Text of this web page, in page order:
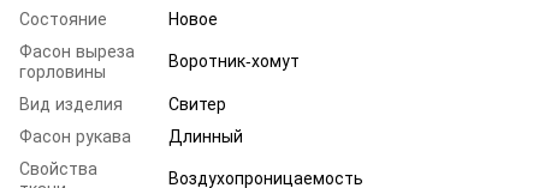
Состояние
Новое
Фасон выреза
горловины
Воротник-хомут
Вид изделия
Свитер
Фасон рукава
Длинный
Свойства
Воздухопроницаемость